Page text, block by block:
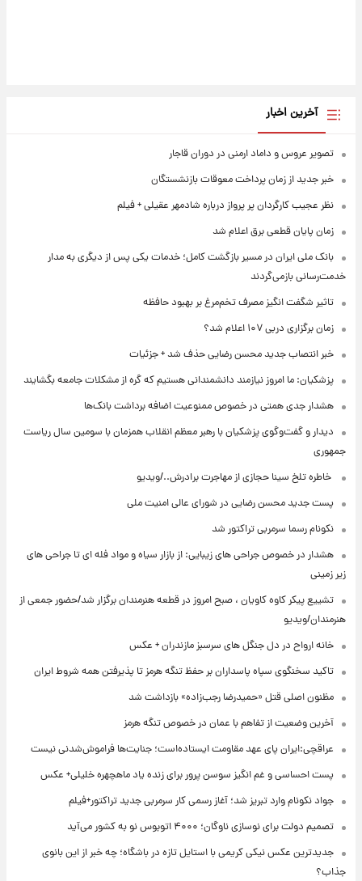
آخرین اخبار
تصویر عروس و داماد ارمنی در دوران قاجار
خبر جدید از زمان پرداخت معوقات بازنشستگان
نظر عجیب کارگردان پر پرواز درباره شادمهر عقیلی + فیلم
زمان پایان قطعی برق اعلام شد
بانک ملی ایران در مسیر بازگشت کامل؛ خدمات یکی پس از دیگری به مدار
خدمت‌رسانی بازمی‌گردند
تاثیر شگفت انگیز مصرف تخم‌مرغ بر بهبود حافظه
زمان برگزاری دربی ۱۰۷ اعلام شد؟
خبر انتصاب جدید محسن رضایی حذف شد + جزئیات
پزشکیان: ما امروز نیازمند دانشمندانی هستیم که گره از مشکلات جامعه بگشایند
هشدار جدی همتی در خصوص ممنوعیت اضافه ‌برداشت بانک‌ها
دیدار و گفت‌وگوی پزشکیان با رهبر معظم انقلاب همزمان با سومین سال ریاست
جمهوری
⁨ خاطره تلخ سینا حجازی از مهاجرت برادرش../ویدیو
پست جدید محسن رضایی در شورای عالی امنیت ملی
نکونام رسما سرمربی تراکتور شد
هشدار در خصوص جراحی های زیبایی: از بازار سیاه و مواد فله ای تا جراحی های
زیر زمینی
تشییع پیکر کاوه کاویان ، صبح امروز در قطعه هنرمندان برگزار شد/حضور جمعی از
هنرمندان/ویدیو
خانه ارواح در دل جنگل های سرسبز مازندران + عکس
تاکید سخنگوی سپاه پاسداران بر حفظ تنگه هرمز تا پذیرفتن همه شروط ایران
مظنون اصلی قتل «حمیدرضا رجب‌زاده» بازداشت شد
آخرین وضعیت از تفاهم با عمان در خصوص تنگه هرمز
عراقچی:ایران پای عهد مقاومت ایستاده‌است؛ جنایت‌ها فراموش‌شدنی نیست
پست احساسی و غم انگیز سوسن پرور برای زنده یاد ماهچهره خلیلی+ عکس
جواد نکونام وارد تبریز شد؛ آغاز رسمی کار سرمربی جدید تراکتور+فیلم
تصمیم دولت برای نوسازی ناوگان؛ ۴۰۰۰ اتوبوس نو به کشور می‌آید
جدیدترین عکس نیکی کریمی با استایل تازه در باشگاه؛ چه خبر از این بانوی
جذاب؟